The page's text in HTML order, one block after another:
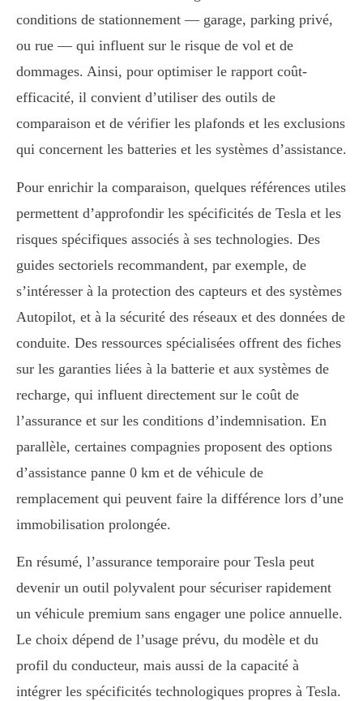
conditions de stationnement — garage, parking privé,
ou rue — qui influent sur le risque de vol et de
dommages. Ainsi, pour optimiser le rapport coût-
efficacité, il convient d’utiliser des outils de
comparaison et de vérifier les plafonds et les exclusions
qui concernent les batteries et les systèmes d’assistance.
Pour enrichir la comparaison, quelques références utiles
permettent d’approfondir les spécificités de Tesla et les
risques spécifiques associés à ses technologies. Des
guides sectoriels recommandent, par exemple, de
s’intéresser à la protection des capteurs et des systèmes
Autopilot, et à la sécurité des réseaux et des données de
conduite. Des ressources spécialisées offrent des fiches
sur les garanties liées à la batterie et aux systèmes de
recharge, qui influent directement sur le coût de
l’assurance et sur les conditions d’indemnisation. En
parallèle, certaines compagnies proposent des options
d’assistance panne 0 km et de véhicule de
remplacement qui peuvent faire la différence lors d’une
immobilisation prolongée.
En résumé, l’assurance temporaire pour Tesla peut
devenir un outil polyvalent pour sécuriser rapidement
un véhicule premium sans engager une police annuelle.
Le choix dépend de l’usage prévu, du modèle et du
profil du conducteur, mais aussi de la capacité à
intégrer les spécificités technologiques propres à Tesla.